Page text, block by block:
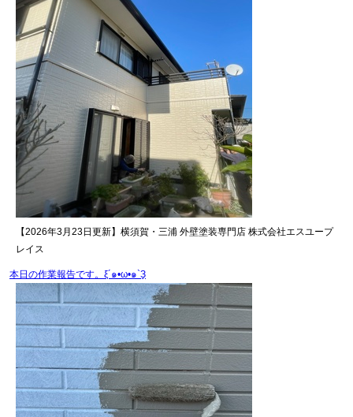
【2026年3月23日更新】横須賀・三浦 外壁塗装専門店 株式会社エスユープ
レイス
本日の作業報告です。ξ´๑•ω•๑`Ҙ